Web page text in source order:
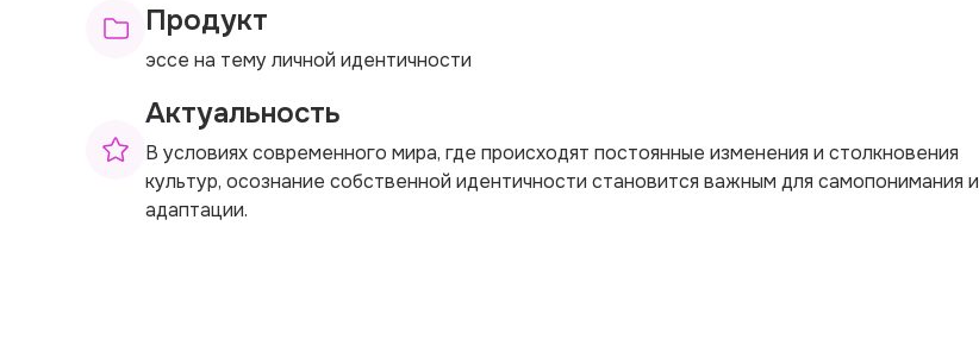
Продукт
эссе на тему личной идентичности
Актуальность
В условиях современного мира, где происходят постоянные изменения и столкновения
культур, осознание собственной идентичности становится важным для самопонимания и
адаптации.